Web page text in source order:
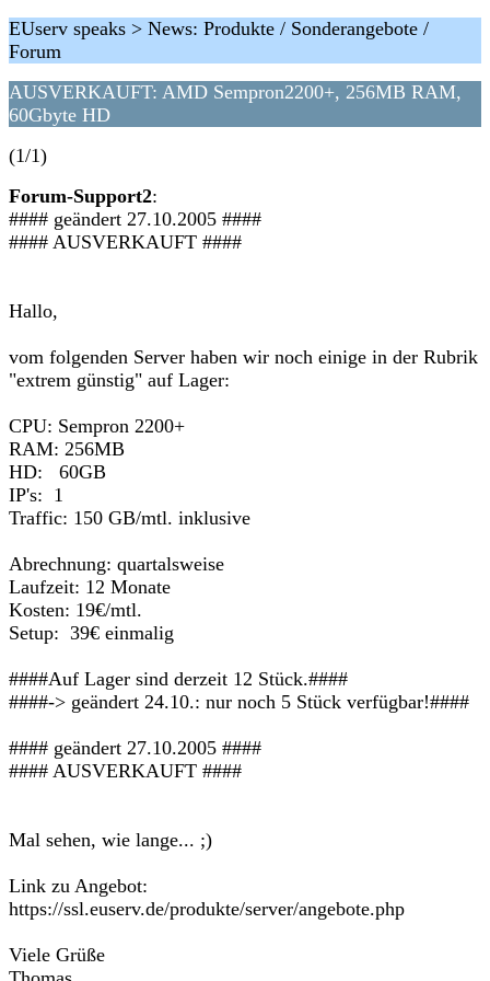
EUserv speaks > News: Produkte / Sonderangebote /
Forum
AUSVERKAUFT: AMD Sempron2200+, 256MB RAM,
60Gbyte HD
(1/1)
Forum-Support2:
#### geändert 27.10.2005 ####
#### AUSVERKAUFT ####
Hallo,
vom folgenden Server haben wir noch einige in der Rubrik
"extrem günstig" auf Lager:
CPU: Sempron 2200+
RAM: 256MB
HD: 60GB
IP's: 1
Traffic: 150 GB/mtl. inklusive
Abrechnung: quartalsweise
Laufzeit: 12 Monate
Kosten: 19€/mtl.
Setup: 39€ einmalig
####Auf Lager sind derzeit 12 Stück.####
####-> geändert 24.10.: nur noch 5 Stück verfügbar!####
#### geändert 27.10.2005 ####
#### AUSVERKAUFT ####
Mal sehen, wie lange... ;)
Link zu Angebot:
https://ssl.euserv.de/produkte/server/angebote.php
Viele Grüße